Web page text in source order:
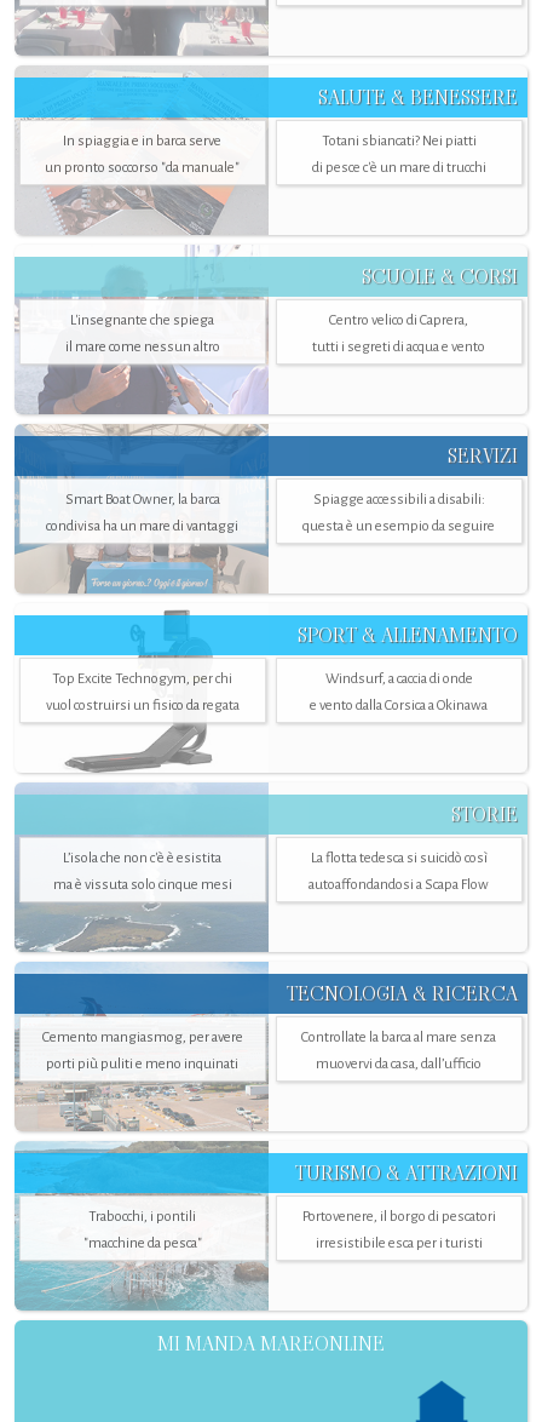
SALUTE & BENESSERE
In spiaggia e in barca serve
un pronto soccorso "da manuale"
Totani sbiancati? Nei piatti
di pesce c'è un mare di trucchi
SCUOLE & CORSI
L'insegnante che spiega
il mare come nessun altro
Centro velico di Caprera,
tutti i segreti di acqua e vento
SERVIZI
Smart Boat Owner, la barca
condivisa ha un mare di vantaggi
Spiagge accessibili a disabili:
questa è un esempio da seguire
SPORT & ALLENAMENTO
Top Excite Technogym, per chi
vuol costruirsi un fisico da regata
Windsurf, a caccia di onde
e vento dalla Corsica a Okinawa
STORIE
L’isola che non c'è è esistita
ma è vissuta solo cinque mesi
La flotta tedesca si suicidò così
autoaffondandosi a Scapa Flow
TECNOLOGIA & RICERCA
Cemento mangiasmog, per avere
porti più puliti e meno inquinati
Controllate la barca al mare senza
muovervi da casa, dall’ufficio
TURISMO & ATTRAZIONI
Trabocchi, i pontili
"macchine da pesca"
Portovenere, il borgo di pescatori
irresistibile esca per i turisti
MI MANDA MAREONLINE